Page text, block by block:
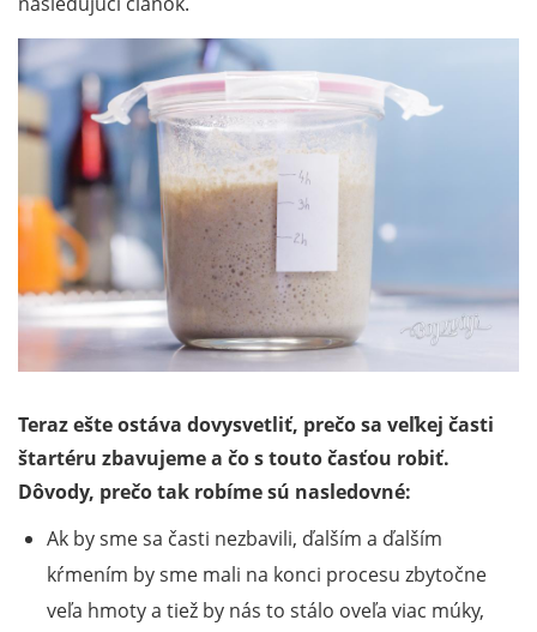
Teraz ešte ostáva dovysvetliť, prečo sa veľkej časti
štartéru zbavujeme a čo s touto časťou robiť.
Dôvody, prečo tak robíme sú nasledovné:
Ak by sme sa časti nezbavili, ďalším a ďalším
kŕmením by sme mali na konci procesu zbytočne
veľa hmoty a tiež by nás to stálo oveľa viac múky,